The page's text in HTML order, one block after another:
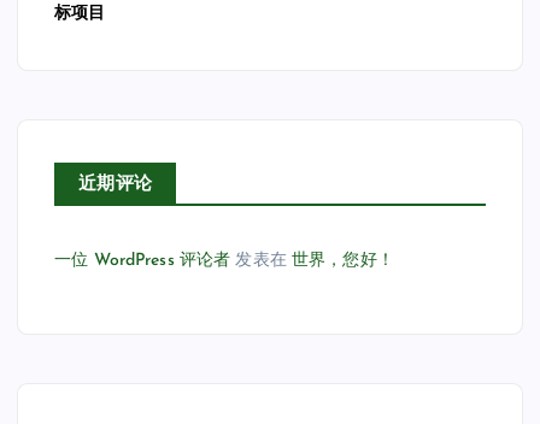
标项目
近期评论
一位 WordPress 评论者 发表在世界，您好！